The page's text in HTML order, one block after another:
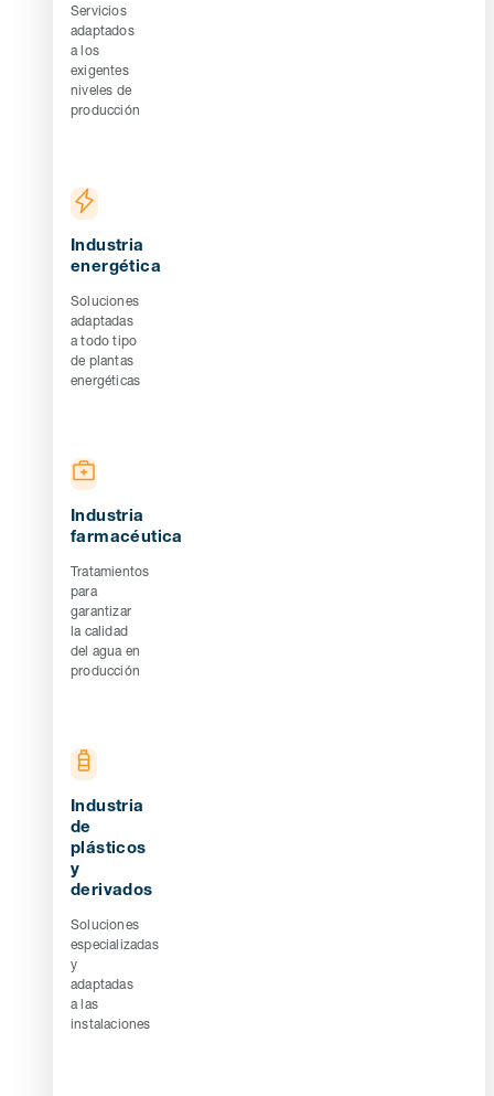
Servicios
adaptados
a los
exigentes
niveles de
producción
Industria
energética
Soluciones
adaptadas
a todo tipo
de plantas
energéticas
Industria
farmacéutica
Tratamientos
para
garantizar
la calidad
del agua en
producción
Industria
de
plásticos
y
derivados
Soluciones
especializadas
y
adaptadas
a las
instalaciones